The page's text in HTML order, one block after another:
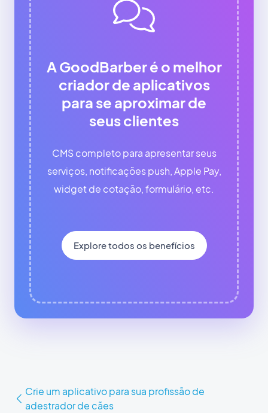
A GoodBarber é o melhor
criador de aplicativos
para se aproximar de
seus clientes
CMS completo para apresentar seus
serviços, notificações push, Apple Pay,
widget de cotação, formulário, etc.
Explore todos os benefícios
Crie um aplicativo para sua profissão de
adestrador de cães